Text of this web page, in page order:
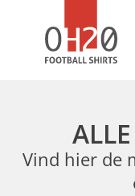
Vind hier de